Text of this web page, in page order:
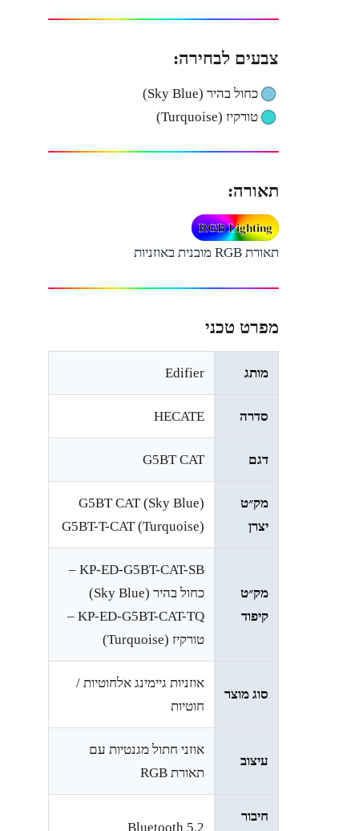
צבעים לבחירה:
כחול בהיר (Sky Blue)
טורקיז (Turquoise)
תאורה:
RGB Lighting
תאורת RGB מובנית באוזניות
מפרט טכני
מותג Edifier
סדרה HECATE
דגם G5BT CAT
מק״ט
יצרן
G5BT CAT (Sky Blue)
G5BT-T-CAT (Turquoise)
מק״ט
קיפוד
KP-ED-G5BT-CAT-SB –
כחול בהיר (Sky Blue)
KP-ED-G5BT-CAT-TQ –
טורקיז (Turquoise)
סוג מוצר
אוזניות גיימינג אלחוטיות /
חוטיות
עיצוב
אוזני חתול מגנטיות עם
תאורת RGB
חיבור
Bluetooth 5.2